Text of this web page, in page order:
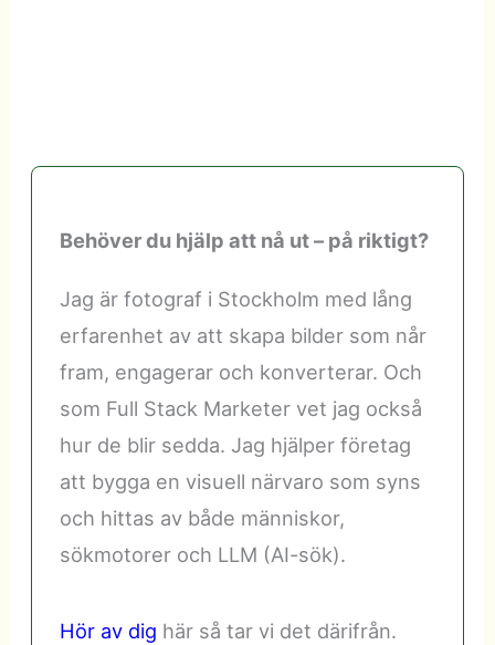
Behöver du hjälp att nå ut – på riktigt?
Jag är fotograf i Stockholm med lång
erfarenhet av att skapa bilder som når
fram, engagerar och konverterar. Och
som Full Stack Marketer vet jag också
hur de blir sedda. Jag hjälper företag
att bygga en visuell närvaro som syns
och hittas av både människor,
sökmotorer och LLM (AI-sök).
Hör av dig här så tar vi det därifrån.